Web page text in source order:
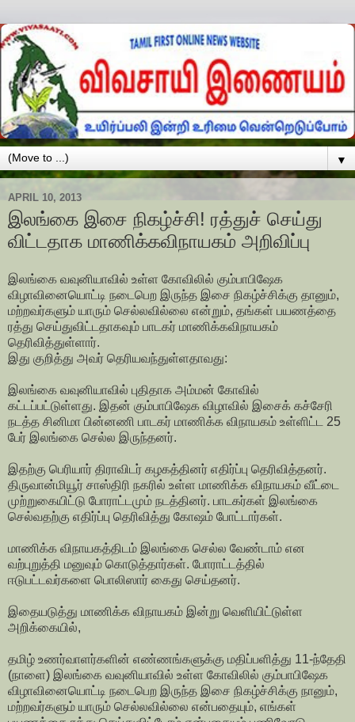
▼
APRIL 10, 2013
இலங்கை இசை நிகழ்ச்சி! ரத்துச் செய்து
விட்டதாக மாணிக்கவிநாயகம் அறிவிப்பு
இலங்கை வவுனியாவில் உள்ள கோவிலில் கும்பாபிஷேக
விழாவினையொட்டி நடைபெற இருந்த இசை நிகழ்ச்சிக்கு தானும்,
மற்றவர்களும் யாரும் செல்லவில்லை என்றும், தங்கள் பயணத்தை
ரத்து செய்துவிட்டதாகவும் பாடகர் மாணிக்கவிநாயகம்
தெரிவித்துள்ளார்.
இது குறித்து அவர் தெரியவந்துள்ளதாவது:
இலங்கை வவுனியாவில் புதிதாக அம்மன் கோவில்
கட்டப்பட்டுள்ளது. இதன் கும்பாபிஷேக விழாவில் இசைக் கச்சேரி
நடத்த சினிமா பின்னணி பாடகர் மாணிக்க விநாயகம் உள்ளிட்ட 25
பேர் இலங்கை செல்ல இருந்தனர்.
இதற்கு பெரியார் திராவிடர் கழகத்தினர் எதிர்ப்பு தெரிவித்தனர்.
திருவான்மியூர் சாஸ்திரி நகரில் உள்ள மாணிக்க விநாயகம் வீட்டை
முற்றுகையிட்டு போராட்டமும் நடத்தினர். பாடகர்கள் இலங்கை
செல்வதற்கு எதிர்ப்பு தெரிவித்து கோஷம் போட்டார்கள்.
மாணிக்க விநாயகத்திடம் இலங்கை செல்ல வேண்டாம் என
வற்புறுத்தி மனுவும் கொடுத்தார்கள். போராட்டத்தில்
ஈடுபட்டவர்களை பொலிஸார் கைது செய்தனர்.
இதையடுத்து மாணிக்க விநாயகம் இன்று வெளியிட்டுள்ள
அறிக்கையில்,
தமிழ் உணர்வாளர்களின் எண்ணங்களுக்கு மதிப்பளித்து 11-ந்தேதி
(நாளை) இலங்கை வவுனியாவில் உள்ள கோவிலில் கும்பாபிஷேக
விழாவினையொட்டி நடைபெற இருந்த இசை நிகழ்ச்சிக்கு நானும்,
மற்றவர்களும் யாரும் செல்லவில்லை என்பதையும், எங்கள்